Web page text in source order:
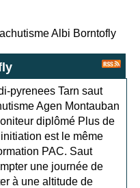
Albi Borntofly
pyrenees Tarn saut
Agen Montauban
diplômé Plus de
est le même
PAC. Saut
une journée de
à une altitude de